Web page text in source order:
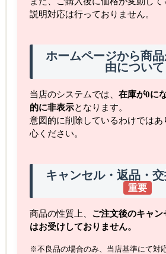
説明対応は行っておりません。
ホームページから商
由について
当店のシステムでは、 在庫が0に
的に非表示となります。
意図的に削除しているわけでは
心ください。
キャンセル・返品・
重要
商品の性質上、 ご注文後のキャ
はお受けしておりません。
※不良品の場合のみ、当店基準にて対